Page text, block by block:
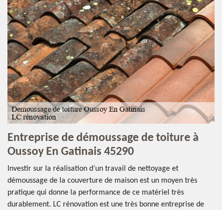
Entreprise de démoussage de toiture à
Oussoy En Gatinais 45290
Investir sur la réalisation d’un travail de nettoyage et
démoussage de la couverture de maison est un moyen très
pratique qui donne la performance de ce matériel très
durablement. LC rénovation est une très bonne entreprise de